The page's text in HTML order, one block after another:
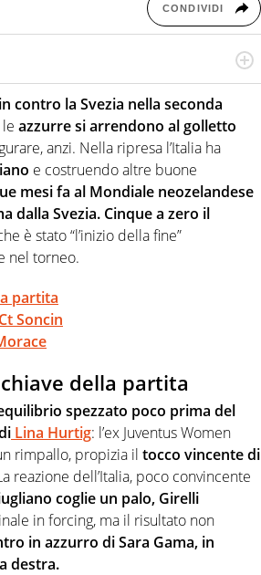
CONDIVIDI
calcio in una nicchia di esperti, lui ne
né gli umori social del mondo delle
contro la Svezia nella seconda
azzurre si arrendono al golletto
anzi. Nella ripresa l’Italia ha
e costruendo altre buone
mesi fa al Mondiale neozelandese
dalla Svezia. Cinque a zero il
è stato “l’inizio della fine”
nel torneo.
partita
Soncin
della partita
spezzato poco prima del
Lina Hurtig: l’ex Juventus Women
rimpallo, propizia il tocco vincente di
reazione dell’Italia, poco convincente
coglie un palo, Girelli
in forcing, ma il risultato non
in azzurro di Sara Gama, in
destra.